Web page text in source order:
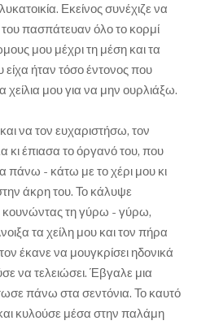
Εκείνος συνέχιζε να
πασπάτευαν όλο το κορμί
μου μέχρι τη μέση και τα
ήταν τόσο έντονος που
μου για να μην ουρλιάξω.
να τον ευχαριστήσω, τον
έπιασα το όργανό του, που
πάνω - κάτω με το χέρι μου κι
άκρη του. Το κάλυψε
τη γύρω - γύρω,
τα χείλη μου και τον πήρα
έκανε να μουγκρίσει ηδονικά
να τελειώσει. Έβγαλε μια
πάνω στα σεντόνια. Το καυτό
κυλούσε μέσα στην παλάμη